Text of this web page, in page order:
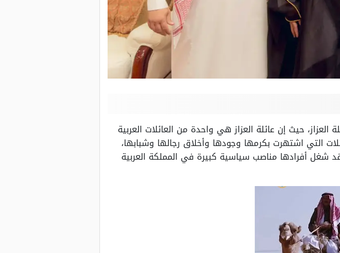
حيث إن عائلة العزاز هي واحدة من العائلات العربية
التي اشتهرت بكرمها وجودها وأخلاق رجالها وشبابها،
شغل أفرادها مناصب سياسية كبيرة في المملكة العربية